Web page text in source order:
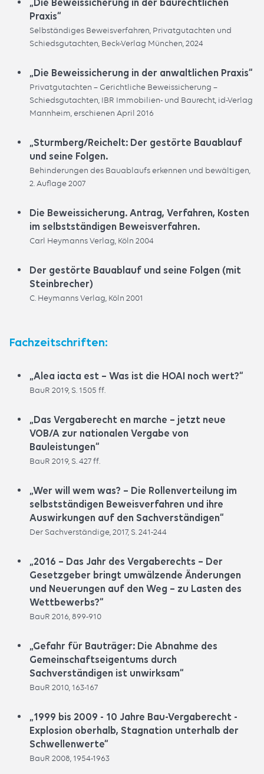
„Die Beweissicherung in der baurechtlichen
Praxis“
Selbständiges Beweisverfahren, Privatgutachten und
Schiedsgutachten, Beck-Verlag München, 2024
„Die Beweissicherung in der anwaltlichen Praxis“
Privatgutachten – Gerichtliche Beweissicherung –
Schiedsgutachten, IBR Immobilien- und Baurecht, id-Verlag
Mannheim, erschienen April 2016
„Sturmberg/Reichelt: Der gestörte Bauablauf
und seine Folgen.
Behinderungen des Bauablaufs erkennen und bewältigen,
2. Auflage 2007
Die Beweissicherung. Antrag, Verfahren, Kosten
im selbstständigen Beweisverfahren.
Carl Heymanns Verlag, Köln 2004
Der gestörte Bauablauf und seine Folgen (mit
Steinbrecher)
C. Heymanns Verlag, Köln 2001
Fachzeitschriften:
„Alea iacta est – Was ist die HOAI noch wert?“
BauR 2019, S. 1505 ff.
„Das Vergaberecht en marche – jetzt neue
VOB/A zur nationalen Vergabe von
Bauleistungen“
BauR 2019, S. 427 ff.
„Wer will wem was? – Die Rollenverteilung im
selbstständigen Beweisverfahren und ihre
Auswirkungen auf den Sachverständigen“
Der Sachverständige, 2017, S. 241-244
„2016 – Das Jahr des Vergaberechts – Der
Gesetzgeber bringt umwälzende Änderungen
und Neuerungen auf den Weg – zu Lasten des
Wettbewerbs?“
BauR 2016, 899-910
„Gefahr für Bauträger: Die Abnahme des
Gemeinschaftseigentums durch
Sachverständigen ist unwirksam“
BauR 2010, 163-167
„1999 bis 2009 - 10 Jahre Bau-Vergaberecht -
Explosion oberhalb, Stagnation unterhalb der
Schwellenwerte“
BauR 2008, 1954-1963